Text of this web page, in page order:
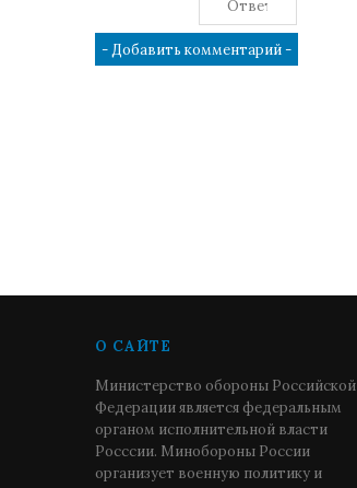
О САЙТЕ
Министерство обороны Российской
Федерации является федеральным
органом исполнительной власти
Росссии. Минобороны России
организует военную политику и